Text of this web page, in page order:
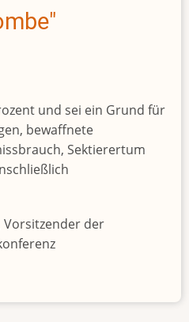
und sei ein Grund für
bewaffnete
Sektierertum
Vorsitzender der